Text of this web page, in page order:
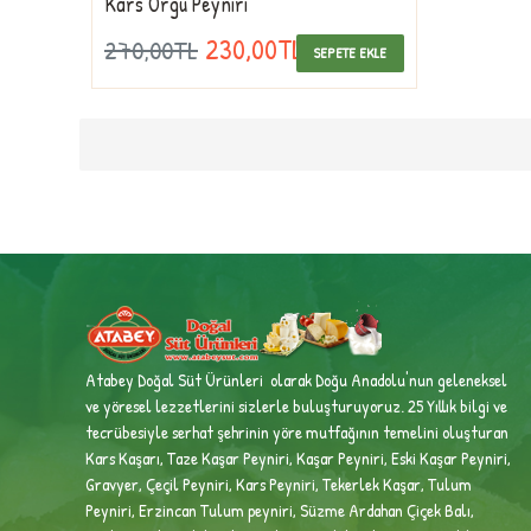
270,00TL 230,00TL SEPETE EKLE
Atabey Doğal Süt Ürünleri olarak Doğu Anadolu'nun geleneksel
ve yöresel lezzetlerini sizlerle buluşturuyoruz. 25 Yıllık bilgi ve
tecrübesiyleserhat şehrinin yöre mutfağının temelini oluşturan
Kars Kaşarı, Taze Kaşar Peyniri, Kaşar Peyniri, Eski Kaşar Peyniri,
Gravyer, Çeçil Peyniri, Kars Peyniri, Tekerlek Kaşar, Tulum
Peyniri, Erzincan Tulum peyniri,Süzme Ardahan Çiçek Balı,